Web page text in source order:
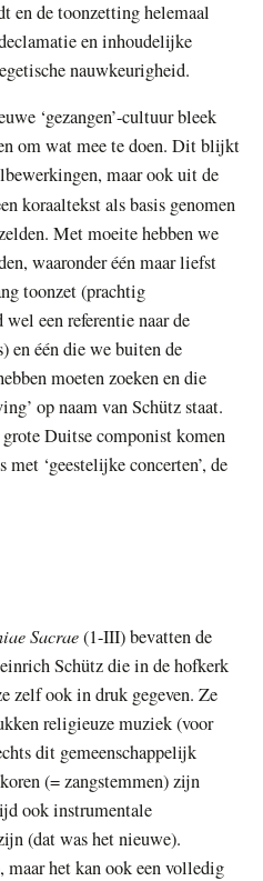
en de toonzetting helemaal
en inhoudelijke
nauwkeurigheid.
‘gezangen’-cultuur bleek
om wat mee te doen. Dit blijkt
maar ook uit de
koraaltekst als basis genomen
Met moeite hebben we
waaronder één maar liefst
toonzet (prachtig
een referentie naar de
en één die we buiten de
moeten zoeken en die
op naam van Schütz staat.
Duitse componist komen
‘geestelijke concerten’, de
Sacrae(1-III) bevatten de
Schütz die in de hofkerk
zelf ook in druk gegeven. Ze
religieuze muziek (voor
dit gemeenschappelijk
(= zangstemmen) zijn
ook instrumentale
(dat was het nieuwe).
het kan ook een volledig